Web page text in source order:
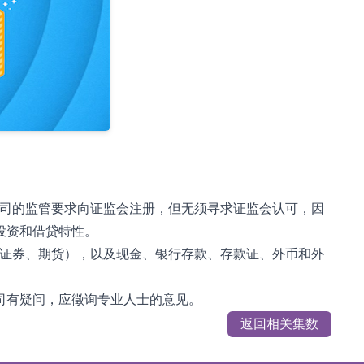
的监管要求向证监会注册，但无须寻求证监会认可，因
和借贷特性。
券、期货），以及现金、银行存款、存款证、外币和外
疑问，应徵询专业人士的意见。
返回相关集数